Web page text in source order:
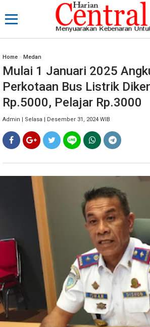
Home » Medan
Mulai 1 Januari 2025
Perkotaan Bus Listrik
Rp.5000, Pelajar Rp.3000
Admin | Selasa | Desember 31, 2024 WIB